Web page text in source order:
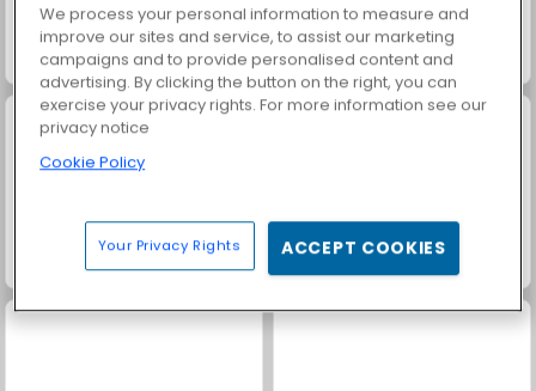
Scala 40
Harvest Honors
We process your personal information to measure and
improve our sites and service, to assist our marketing
campaigns and to provide personalised content and
advertising. By clicking the button on the right, you can
exercise your privacy rights. For more information see our
privacy notice
Cookie Policy
Your Privacy Rights ACCEPT COOKIES